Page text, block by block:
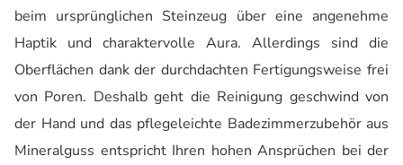
beim ursprünglichen Steinzeug über eine angenehme
Haptik und charaktervolle Aura. Allerdings sind die
Oberflächen dank der durchdachten Fertigungsweise frei
von Poren. Deshalb geht die Reinigung geschwind von
der Hand und das pflegeleichte Badezimmerzubehör aus
Mineralguss entspricht Ihren hohen Ansprüchen bei der